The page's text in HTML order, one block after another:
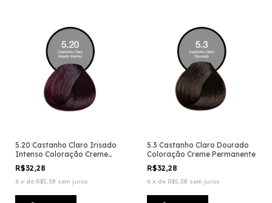
5.20 Castanho Claro Irisado
Intenso Coloração Creme
Permanente
R$32,28
6 x de R$5,38 sem juros
5.3 Castanho Claro Dourado
Coloração Creme Permanente
R$32,28
6 x de R$5,38 sem juros